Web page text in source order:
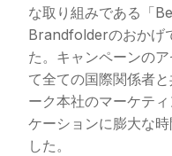
な取り組みである「
Brandfolderのおかげ
た。キャンペーンの
て全ての国際関係者
ーク本社のマーケテ
ケーションに膨大な
した。